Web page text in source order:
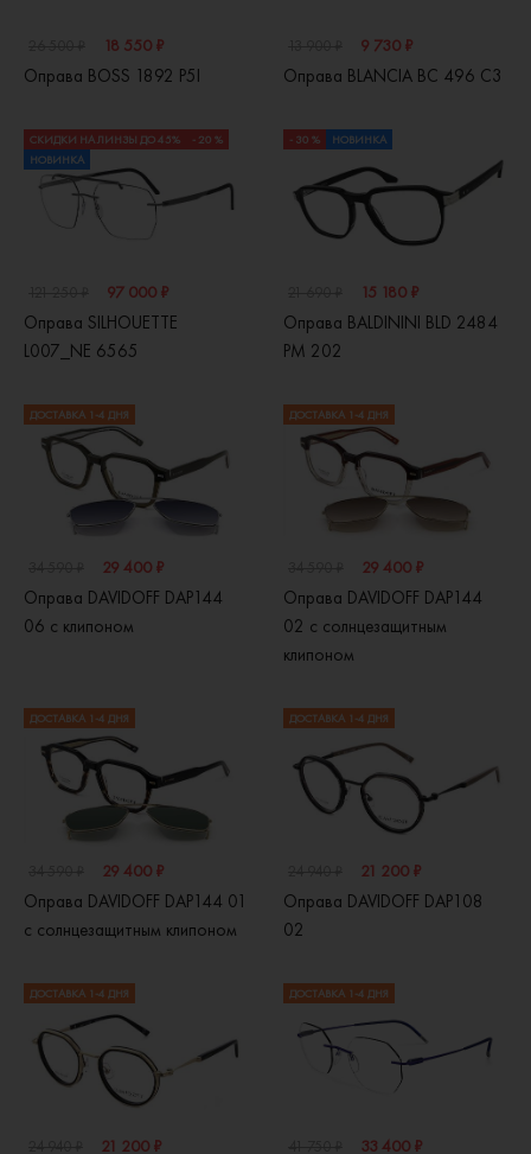
18 550 ₽
Оправа BOSS 1892 P5I
9 730 ₽
Оправа BLANCIA BC 496 C3
СКИДКИ НА ЛИНЗЫ ДО 45%
- 20 %
НОВИНКА
97 000 ₽
Оправа SILHOUETTE
L007_NE 6565
- 30 % НОВИНКА
15 180 ₽
Оправа BALDININI BLD 2484
PM 202
ДОСТАВКА 1-4 ДНЯ
29 400 ₽
Оправа DAVIDOFF DAP144
06 с клипоном
ДОСТАВКА 1-4 ДНЯ
29 400 ₽
Оправа DAVIDOFF DAP144
02 с солнцезащитным
клипоном
ДОСТАВКА 1-4 ДНЯ
29 400 ₽
Оправа DAVIDOFF DAP144 01
с солнцезащитным клипоном
ДОСТАВКА 1-4 ДНЯ
21 200 ₽
Оправа DAVIDOFF DAP108
02
ДОСТАВКА 1-4 ДНЯ
21 200 ₽
ДОСТАВКА 1-4 ДНЯ
33 400 ₽